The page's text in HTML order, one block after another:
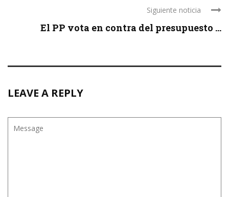
Siguiente noticia
El PP vota en contra del presupuesto ...
LEAVE A REPLY